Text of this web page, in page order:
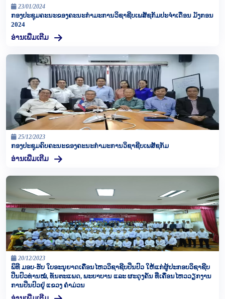
23/01/2024
ກອງປະຊຸມຄະນະຂອງຄະນະກຳມະການວິຊາຊີບເພສັຊກັມປະຈຳເດືອນ ມັງກອນ
2024
ອ່ານເພີ່ມເຕີມ
25/12/2023
ກອງປະຊຸມຄົບຄະນະຂອງຄະນະກຳມະການວິຊາຊີບເພສັຊກັມ
ອ່ານເພີ່ມເຕີມ
20/12/2023
ພິທີ ມອບ-ຮັບ ໃບອະນຸຍາດເຄື່ອນໄຫວວິຊາຊີບປິ່ນປົວ ໃຫ້ແກ່ຜູ້ປະກອບວິຊາຊີບ
ປິ່ນປົວທ່ານໝໍ, ທັນຕະແພດ, ພະຍາບານ ແລະ ຜະດຸງຄັນ ທີ່ເຄື່ອນໄຫວວຽກງານ
ການປິ່ນປົວຢູ່ ແຂວງ ຄໍາມ່ວນ